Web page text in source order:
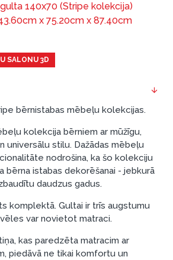
risinājums, lai iegādātos
tulīt, bet par tām norēķinoties
bezprocentu līzinga vai nomaksas
iemaksas un ar nomaksas
cena 300 €, termiņš: 12 mēneši,
0 €, ikmēneša maksājums: 25 €,
0 €.
varat noformēt arī apmeklējot mūsu
91, Rīga, Latvija.
noformēšanai
Smart-ID, eParaksts eID, eParaksts
konts vai banka Swedbank,
vai Citadele).
SALONU 3D
bērnistabas mēbeļu kolekcijas.
kolekcija bērniem ar mūžīgu,
universālu stilu. Dažādas mēbeļu
nodrošina, ka šo kolekciju
bērna istabas dekorēšanai - jebkurā
daudzus gadus.
komplektā. Gultai ir trīs augstumu
var novietot matraci.
kas paredzēta matracim ar
piedāvā ne tikai komfortu un
140x70 (Stripe kolekcija)
x 75.20cm x 87.40cm